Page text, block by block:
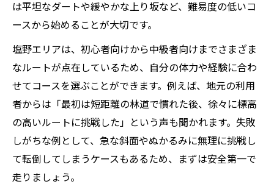
は平坦なダートや緩やかな上り坂など、難易度の低いコ
ースから始めることが大切です。
塩野エリアは、初心者向けから中級者向けまでさまざま
なルートが点在しているため、自分の体力や経験に合わ
せてコースを選ぶことができます。例えば、地元の利用
者からは「最初は短距離の林道で慣れた後、徐々に標高
の高いルートに挑戦した」という声も聞かれます。失敗
しがちな例として、急な斜面やぬかるみに無理に挑戦し
て転倒してしまうケースもあるため、まずは安全第一で
走りましょう。